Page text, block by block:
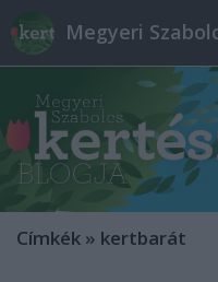
Megyeri
Címkék » kertbarát